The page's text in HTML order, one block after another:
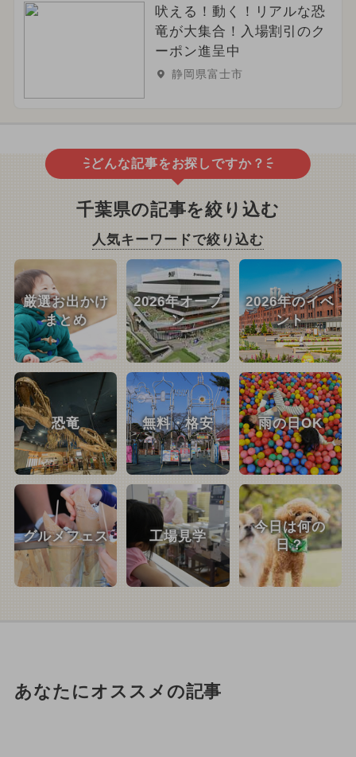
吠える！動く！リアルな恐
竜が大集合！入場割引のク
ーポン進呈中
静岡県富士市
どんな記事をお探しですか？
千葉県の記事を絞り込む
人気キーワードで絞り込む
厳選お出かけ
まとめ
2026年オープ
ン
2026年のイベ
ント
恐竜 無料・格安 雨の日OK
グルメフェス 工場見学
今日は何の
日？
あなたにオススメの記事